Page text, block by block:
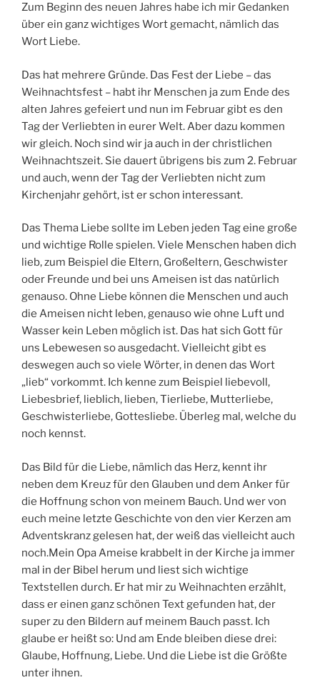
Zum Beginn des neuen Jahres habe ich mir Gedanken
über ein ganz wichtiges Wort gemacht, nämlich das
Wort Liebe.
Das hat mehrere Gründe. Das Fest der Liebe – das
Weihnachtsfest – habt ihr Menschen ja zum Ende des
alten Jahres gefeiert und nun im Februar gibt es den
Tag der Verliebten in eurer Welt. Aber dazu kommen
wir gleich. Noch sind wir ja auch in der christlichen
Weihnachtszeit. Sie dauert übrigens bis zum 2. Februar
und auch, wenn der Tag der Verliebten nicht zum
Kirchenjahr gehört, ist er schon interessant.
Das Thema Liebe sollte im Leben jeden Tag eine große
und wichtige Rolle spielen. Viele Menschen haben dich
lieb, zum Beispiel die Eltern, Großeltern, Geschwister
oder Freunde und bei uns Ameisen ist das natürlich
genauso. Ohne Liebe können die Menschen und auch
die Ameisen nicht leben, genauso wie ohne Luft und
Wasser kein Leben möglich ist. Das hat sich Gott für
uns Lebewesen so ausgedacht. Vielleicht gibt es
deswegen auch so viele Wörter, in denen das Wort
„lieb“ vorkommt. Ich kenne zum Beispiel liebevoll,
Liebesbrief, lieblich, lieben, Tierliebe, Mutterliebe,
Geschwisterliebe, Gottesliebe. Überleg mal, welche du
noch kennst.
Das Bild für die Liebe, nämlich das Herz, kennt ihr
neben dem Kreuz für den Glauben und dem Anker für
die Hoffnung schon von meinem Bauch. Und wer von
euch meine letzte Geschichte von den vier Kerzen am
Adventskranz gelesen hat, der weiß das vielleicht auch
noch.Mein Opa Ameise krabbelt in der Kirche ja immer
mal in der Bibel herum und liest sich wichtige
Textstellen durch. Er hat mir zu Weihnachten erzählt,
dass er einen ganz schönen Text gefunden hat, der
super zu den Bildern auf meinem Bauch passt. Ich
glaube er heißt so: Und am Ende bleiben diese drei:
Glaube, Hoffnung, Liebe. Und die Liebe ist die Größte
unter ihnen.